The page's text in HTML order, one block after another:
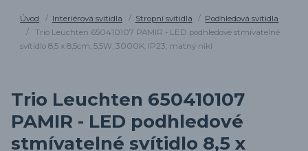
Úvod Interiérová svítidla Stropní svítidla
Podhledová svítidla
Trio Leuchten 650410107 PAMIR - LED podhledové stmívatelné
svítidlo 8,5 x 8,5cm, 5,5W, 3000K, IP23, matný nikl
Trio Leuchten 650410107
PAMIR - LED podhledové
stmívatelné svítidlo 8,5 x